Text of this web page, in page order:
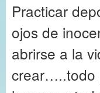
Practicar
ojos de
abrirse a la
crear…..todo